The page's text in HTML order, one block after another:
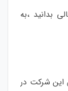
بدانید ،به
این شرکت در